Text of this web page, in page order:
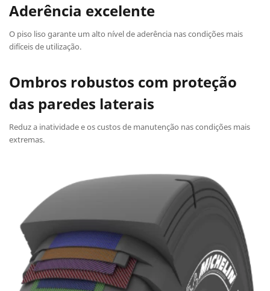
Aderência excelente
O piso liso garante um alto nível de aderência nas condições mais
difíceis de utilização.
Ombros robustos com proteção
das paredes laterais
Reduz a inatividade e os custos de manutenção nas condições mais
extremas.